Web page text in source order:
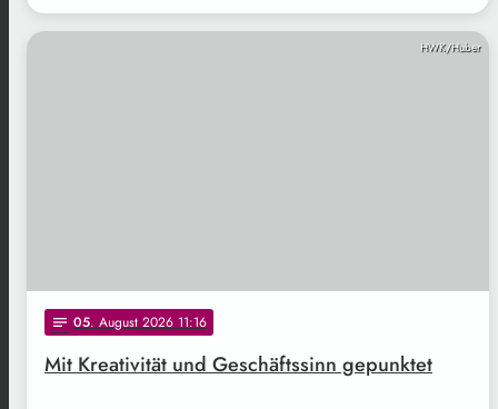
HWK/Huber
notes 05. August 2026 11:16
Mit Kreativität und Geschäftssinn gepunktet